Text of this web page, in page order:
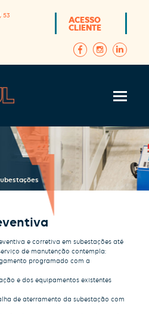
53
ACESSO
CLIENTE
e corretiva em subestações até
de manutenção contempla:
programado com a
e dos equipamentos existentes
de aterramento da subestação com